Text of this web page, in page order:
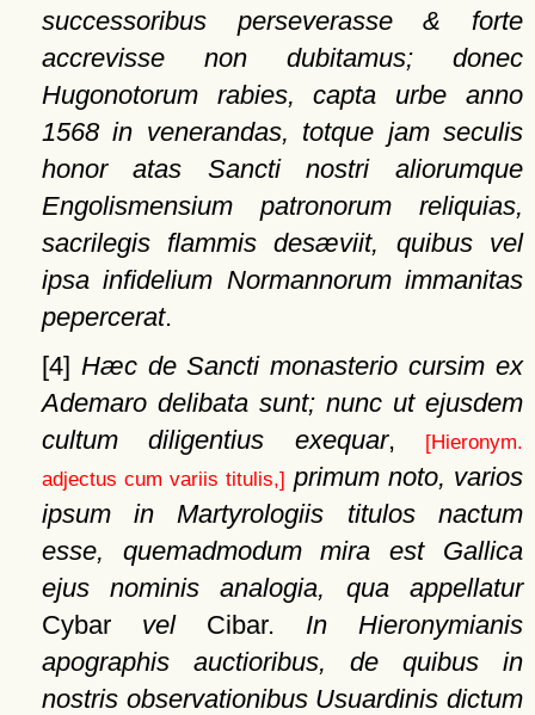
successoribus perseverasse & forte
accrevisse non dubitamus; donec
Hugonotorum rabies, capta urbe anno
1568 in venerandas, totque jam seculis
honor atas Sancti nostri aliorumque
Engolismensium patronorum reliquias,
sacrilegis flammis desæviit, quibus vel
ipsa infidelium Normannorum immanitas
pepercerat.
[4] Hæc de Sancti monasterio cursim ex
Ademaro delibata sunt; nunc ut ejusdem
cultum diligentius exequar,
[Hieronym.
adjectus cum variis titulis,] primum noto, varios
ipsum in Martyrologiis titulos nactum
esse, quemadmodum mira est Gallica
ejus nominis analogia, qua appellatur
Cybar velCibar. In Hieronymianis
apographis auctioribus, de quibus in
nostris observationibus Usuardinis dictum